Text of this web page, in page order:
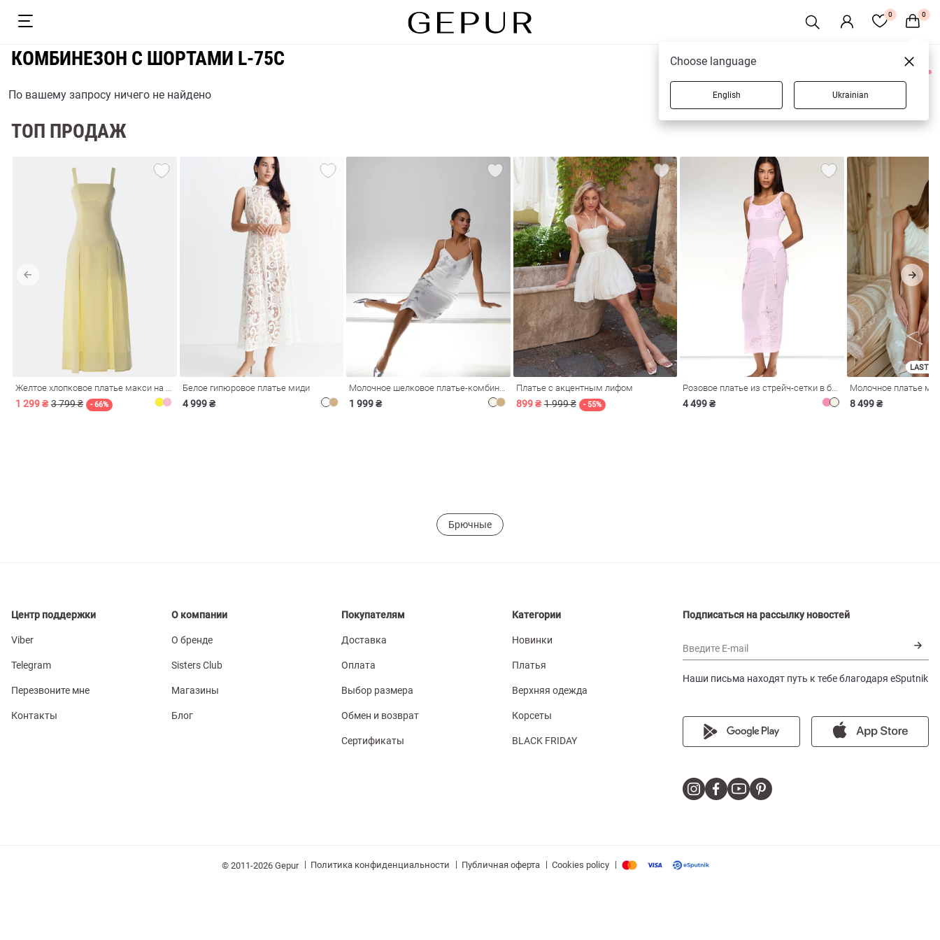
0 0
КОМБИНЕЗОН С ШОРТАМИ L-75C
0 товаров
По вашему запросу ничего не найдено
ТОП ПРОДАЖ
1 299 ₴ 3 799 ₴ - 66%
Белое гипюровое платье миди
4 999 ₴ 1 999 ₴
Платье с акцентным лифом
899 ₴ 1 999 ₴ - 55% 4 499 ₴
LAST
8 499 ₴
Брючные
Центр поддержки
Viber
Telegram
Перезвоните мне
Контакты
О компании
О бренде
Sisters Club
Магазины
Блог
Покупателям
Доставка
Оплата
Выбор размера
Обмен и возврат
Сертификаты
Категории
Новинки
Платья
Верхняя одежда
Корсеты
BLACK FRIDAY
Подписаться на рассылку новостей
Введите E-mail
Наши письма находят путь к тебе благодаря eSputnik
© 2011-2026 Gepur | Политика конфиденциальности | Публичная оферта | Cookies policy |
Choose language
English Ukrainian